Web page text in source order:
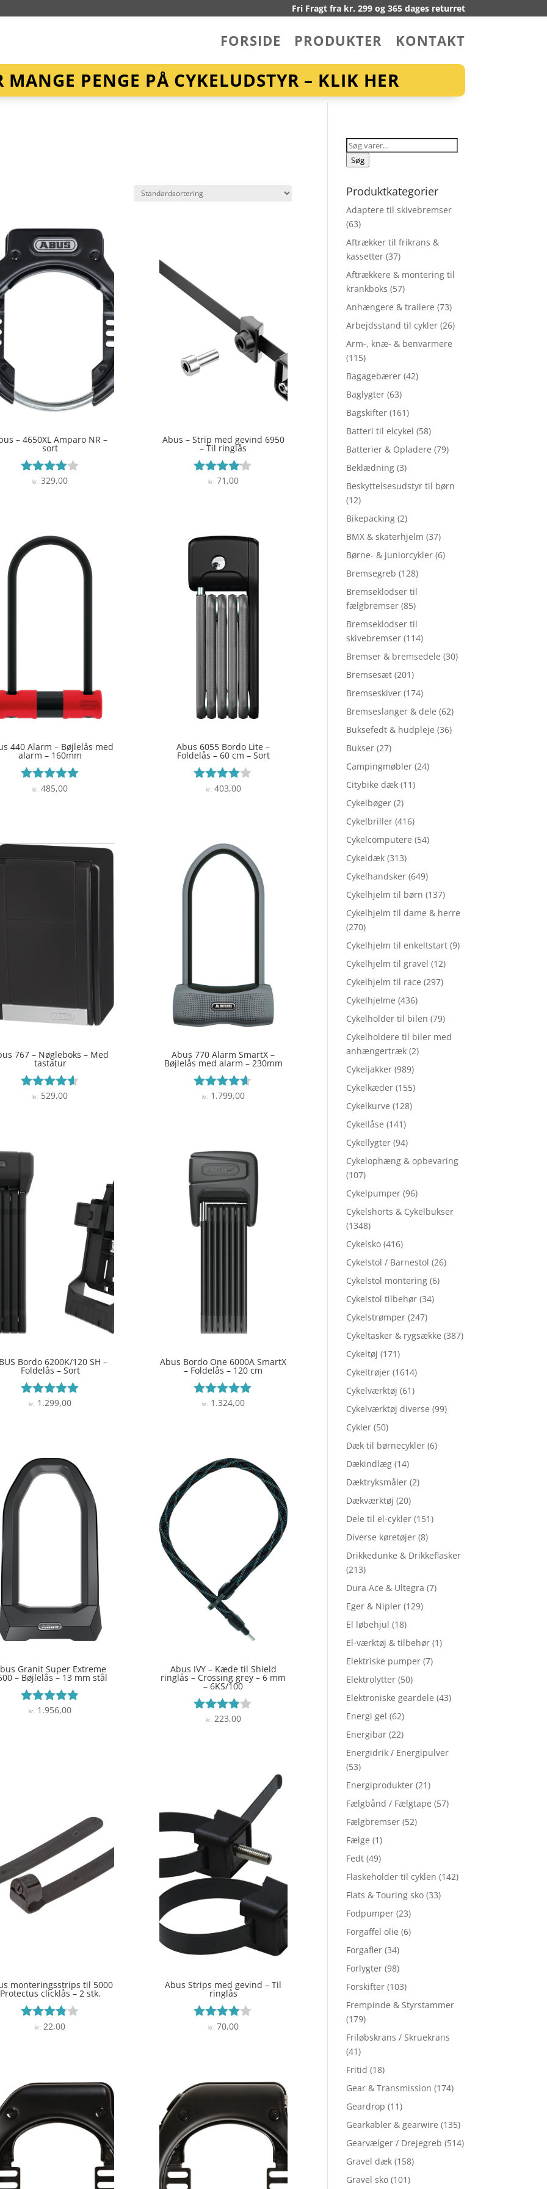
Fri Fragt fra kr. 299 og 365 dages returret
FORSIDE PRODUKTER KONTAKT
MANGE PENGE PÅ CYKELUDSTYR – KLIK HER
– 4650XL Amparo NR –
sort
Vurderet
kr. 329,00
Abus – Strip med gevind 6950
– Til ringlås
Vurderet
kr.71,00
440 Alarm – Bøjlelås med
alarm – 160mm
Vurderet
kr. 485,00
Abus 6055 Bordo Lite –
Foldelås – 60 cm – Sort
Vurderet
kr. 403,00
767 – Nøgleboks – Med
tastatur
Vurderet
kr. 529,00
Abus 770 Alarm SmartX –
Bøjlelås med alarm – 230mm
Vurderet
kr.1.799,00
Bordo 6200K/120 SH –
Foldelås – Sort
Vurderet
kr. 1.299,00
Abus Bordo One 6000A SmartX
– Foldelås – 120 cm
Vurderet
kr.1.324,00
Granit Super Extreme
– Bøjlelås – 13 mm stål
Vurderet
kr. 1.956,00
Abus IVY – Kæde til Shield
ringlås – Crossing grey – 6 mm
– 6KS/100
Vurderet
kr.223,00
monteringsstrips til 5000
Protectus clicklås – 2 stk.
Vurderet
kr. 22,00
Abus Strips med gevind – Til
ringlås
Vurderet
kr. 70,00
Søg
efter:
Søg
Produktkategorier
Adaptere til skivebremser
(63)
Aftrækker til frikrans &
kassetter (37)
Aftrækkere & montering til
krankboks (57)
Anhængere & trailere (73)
Arbejdsstand til cykler (26)
Arm-, knæ- & benvarmere
(115)
Bagagebærer (42)
Baglygter (63)
Bagskifter (161)
Batteri til elcykel (58)
Batterier & Opladere (79)
Beklædning (3)
Beskyttelsesudstyr til børn
(12)
Bikepacking (2)
BMX & skaterhjelm (37)
Børne- & juniorcykler (6)
Bremsegreb (128)
Bremseklodser til
fælgbremser (85)
Bremseklodser til
skivebremser (114)
Bremser & bremsedele (30)
Bremsesæt (201)
Bremseskiver (174)
Bremseslanger & dele (62)
Buksefedt & hudpleje (36)
Bukser (27)
Campingmøbler (24)
Citybike dæk (11)
Cykelbøger (2)
Cykelbriller (416)
Cykelcomputere (54)
Cykeldæk (313)
Cykelhandsker (649)
Cykelhjelm til børn (137)
Cykelhjelm til dame & herre
(270)
Cykelhjelm til enkeltstart (9)
Cykelhjelm til gravel (12)
Cykelhjelm til race (297)
Cykelhjelme (436)
Cykelholder til bilen (79)
Cykelholdere til biler med
anhængertræk (2)
Cykeljakker (989)
Cykelkæder (155)
Cykelkurve (128)
Cykellåse (141)
Cykellygter (94)
Cykelophæng & opbevaring
(107)
Cykelpumper (96)
Cykelshorts & Cykelbukser
(1348)
Cykelsko (416)
Cykelstol / Barnestol (26)
Cykelstol montering (6)
Cykelstol tilbehør (34)
Cykelstrømper (247)
Cykeltasker & rygsække (387)
Cykeltøj (171)
Cykeltrøjer (1614)
Cykelværktøj (61)
Cykelværktøj diverse (99)
Cykler (50)
Dæk til børnecykler (6)
Dækindlæg (14)
Dæktryksmåler (2)
Dækværktøj (20)
Dele til el-cykler (151)
Diverse køretøjer (8)
Drikkedunke & Drikkeflasker
(213)
Dura Ace & Ultegra (7)
Eger & Nipler (129)
El løbehjul (18)
El-værktøj & tilbehør (1)
Elektriske pumper (7)
Elektrolytter (50)
Elektroniske geardele (43)
Energi gel (62)
Energibar (22)
Energidrik / Energipulver
(53)
Energiprodukter (21)
Fælgbånd / Fælgtape (57)
Fælgbremser (52)
Fælge (1)
Fedt (49)
Flaskeholder til cyklen (142)
Flats & Touring sko (33)
Fodpumper (23)
Forgaffel olie (6)
Forgafler (34)
Forlygter (98)
Forskifter (103)
Frempinde & Styrstammer
(179)
Friløbskrans / Skruekrans
(41)
Fritid (18)
Gear & Transmission (174)
Geardrop (11)
Gearkabler & gearwire (135)
Gearvælger / Drejegreb (514)
Gravel dæk (158)
Gravel sko (101)